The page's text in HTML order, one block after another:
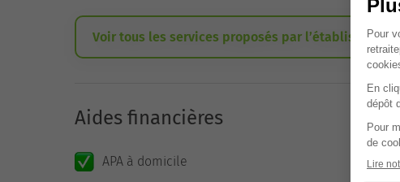
Voir tous les services proposés par l’établissement
Aides financières
APA à domicile